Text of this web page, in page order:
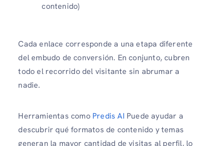
contenido)
Cada enlace corresponde a una etapa diferente
del embudo de conversión. En conjunto, cubren
todo el recorrido del visitante sin abrumar a
nadie.
Herramientas como Predis AI Puede ayudar a
descubrir qué formatos de contenido y temas
generan la mayor cantidad de visitas al perfil, lo